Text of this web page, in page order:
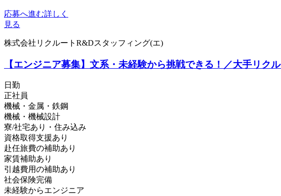
応募へ進む詳しく
見る
株式会社リクルートR&Dスタッフィング(エ)
【エンジニア募集】文系・未経験から挑戦できる！／大手リ
日勤
正社員
機械・金属・鉄鋼
機械・機械設計
寮/社宅あり・住み込み
資格取得支援あり
赴任旅費の補助あり
家賃補助あり
引越費用の補助あり
社会保険完備
未経験からエンジニア